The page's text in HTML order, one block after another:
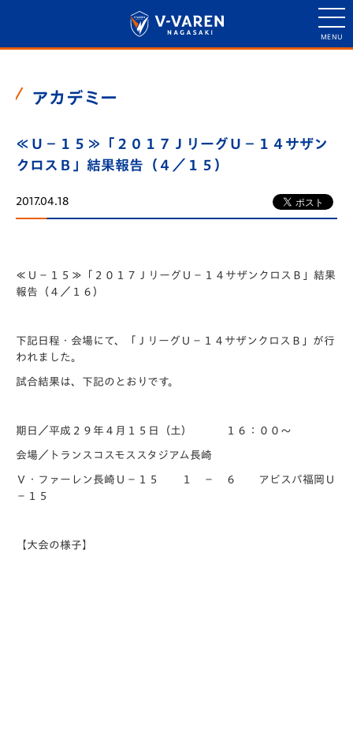
アカデミー
≪Ｕ－１５≫「２０１７ＪリーグＵ－１４サザン
クロスＢ」結果報告（４／１５）
2017.04.18
≪Ｕ－１５≫「２０１７ＪリーグＵ－１４サザンクロスＢ」結果
報告（４／１６）
下記日程・会場にて、「ＪリーグＵ－１４サザンクロスＢ」が行
われました。
試合結果は、下記のとおりです。
期日／平成２９年４月１５日（土） １６：００～
会場／トランスコスモススタジアム長崎
Ｖ・ファーレン長崎Ｕ－１５ １ － ６ アビスパ福岡Ｕ
－１５
【大会の様子】